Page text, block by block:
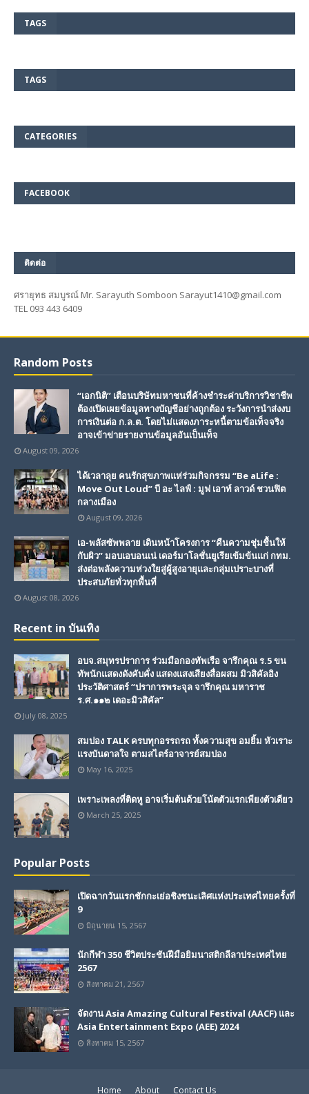
TAGS
TAGS
CATEGORIES
FACEBOOK
ติดต่อ
ศรายุทธ สมบูรณ์ Mr. Sarayuth Somboon Sarayut1410@gmail.com
TEL 093 443 6409
Random Posts
“เอกนิติ” เตือนบริษัทมหาชนที่ค้างชำระค่าบริการวิชาชีพ
ต้องเปิดเผยข้อมูลทางบัญชีอย่างถูกต้อง ระวังการนำส่งงบ
การเงินต่อ ก.ล.ต. โดยไม่แสดงภาระหนี้ตามข้อเท็จจริง
อาจเข้าข่ายรายงานข้อมูลอันเป็นเท็จ
August 09, 2026
ได้เวลาลุย คนรักสุขภาพแห่ร่วมกิจกรรม “Be aLife :
Move Out Loud” บี อะ ไลฟ์ : มูฟ เอาท์ ลาวด์ ชวนฟิต
กลางเมือง
August 09, 2026
เอ-พลัสซัพพลาย เดินหน้าโครงการ “คืนความชุ่มชื้นให้
กับผิว” มอบเอบอนเน่ เดอร์มาโลชั่นยูเรียเข้มข้นแก่ กทม.
ส่งต่อพลังความห่วงใยสู่ผู้สูงอายุและกลุ่มเปราะบางที่
ประสบภัยทั่วทุกพื้นที่
August 08, 2026
Recent in บันเทิง
อบจ.สมุทรปราการ ร่วมมือกองทัพเรือ จารึกคุณ ร.5 ขน
ทัพนักแสดงดังคับคั่ง แสดงแสงเสียงสื่อผสม มิวสิคัลอิง
ประวัติศาสตร์ “ปราการพระจุล จารึกคุณ มหาราช
ร.ศ.๑๑๒ เดอะมิวสิคัล”
July 08, 2025
สมปอง TALK ครบทุกอรรถรถ ทั้งความสุข อมยิ้ม หัวเราะ
แรงบันดาลใจ ตามสไตร์อาจารย์สมปอง
May 16, 2025
เพราะเพลงที่ติดหู อาจเริ่มต้นด้วยโน้ตตัวแรกเพียงตัวเดียว
March 25, 2025
Popular Posts
เปิดฉากวันแรกชักกะเย่อชิงชนะเลิศแห่งประเทศไทยครั้งที่
9
มิถุนายน 15, 2567
นักกีฬา 350 ชีวิตประชันฝีมือยิมนาสติกลีลาประเทศไทย
2567
สิงหาคม 21, 2567
จัดงาน Asia Amazing Cultural Festival (AACF) และ
Asia Entertainment Expo (AEE) 2024
สิงหาคม 15, 2567
Home About Contact Us